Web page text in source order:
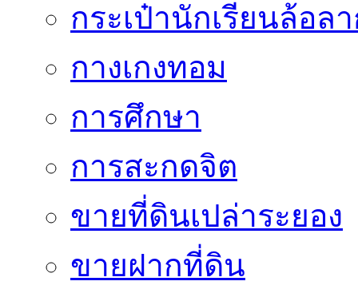
กระเป๋านักเรียนล้อล
กางเกงทอม
การศึกษา
การสะกดจิต
ขายที่ดินเปล่าระยอง
ขายฝากที่ดิน